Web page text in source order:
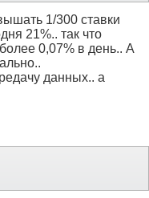
1/300 ставки
21%.. так что
0,07% в день.. А
данных.. а